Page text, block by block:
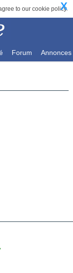
to our cookie policy.
X
Forum Annonces